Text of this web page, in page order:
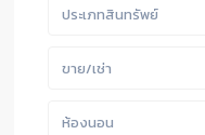
ประเภทสินทรัพย์
ขาย/เช่า
ห้องนอน